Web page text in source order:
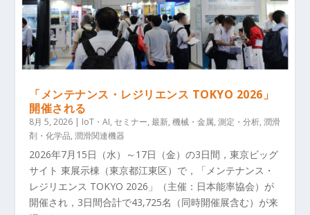
「メンテナンス・レジリエンス TOKYO 2026」
開催される
8月 5, 2026 | IoT・AI, セミナー,最新,機械・金属,測定・分析,潤滑
剤・化学品,潤滑関連機器
2026年7月15日（水）～17日（金）の3日間，東京ビッグ
サイト 東展示棟（東京都江東区）で，「メンテナンス・
レジリエンス TOKYO 2026」（主催：日本能率協会）が
開催され，3日間合計で43,725名（同時開催展含む）が来